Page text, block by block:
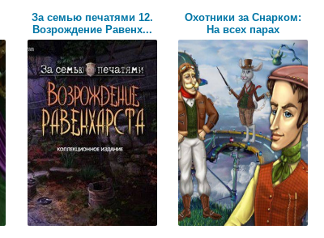
За семью печатями 12.
Возрождение Равенх...
Охотники за Снарком:
На всех парах